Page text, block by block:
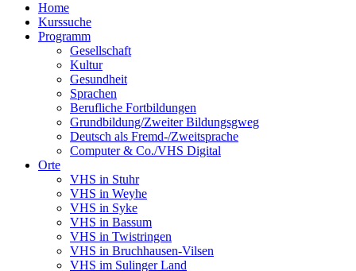
Home
Kurssuche
Programm
Gesellschaft
Kultur
Gesundheit
Sprachen
Berufliche Fortbildungen
Grundbildung/Zweiter Bildungsgweg
Deutsch als Fremd-/Zweitsprache
Computer & Co./VHS Digital
Orte
VHS in Stuhr
VHS in Weyhe
VHS in Syke
VHS in Bassum
VHS in Twistringen
VHS in Bruchhausen-Vilsen
VHS im Sulinger Land